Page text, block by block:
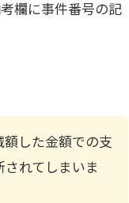
欄に事件番号の記
した金額での支
れてしまいま